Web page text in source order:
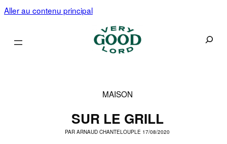
Aller au contenu principal
MAISON
SUR LE GRILL
PARARNAUD CHANTELOUPLE 17/08/2020